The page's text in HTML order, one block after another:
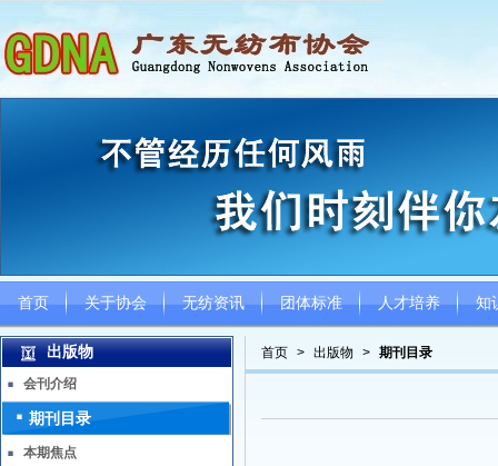
首页 关于协会 无纺资讯 团体标准 人才培养 知
首页 > 出版物 > 期刊目录
出版物
会刊介绍
期刊目录
本期焦点